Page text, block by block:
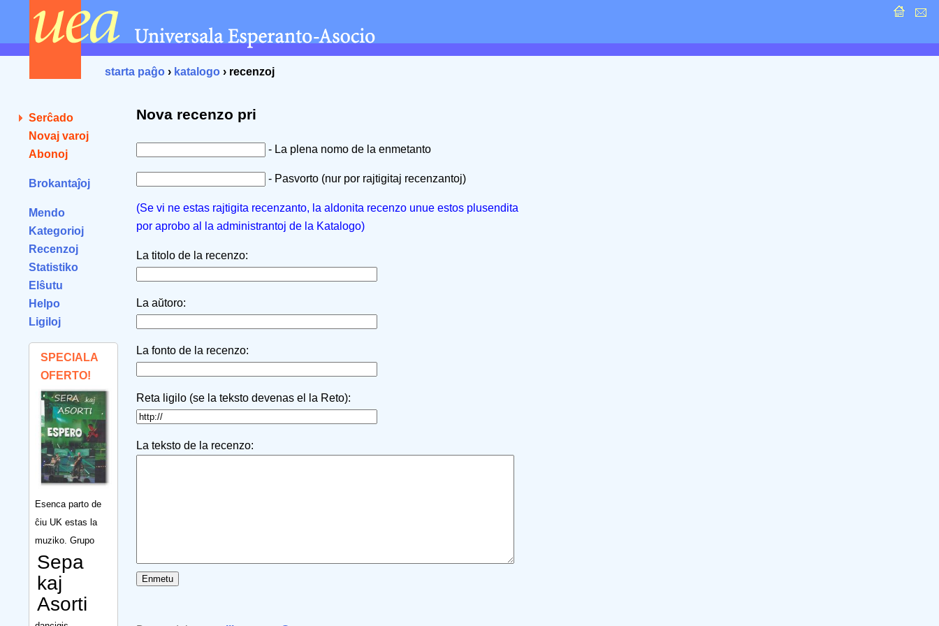
starta paĝo › katalogo › recenzoj
Serĉado
Novaj varoj
Abonoj
Brokantaĵoj
Mendo
Kategorioj
Recenzoj
Statistiko
Elŝutu
Helpo
Ligiloj
SPECIALA
OFERTO!
Esenca parto de
ĉiu UK estas la
muziko. Grupo
Sepa
kaj
Asorti
Nova recenzo pri
- La plena nomo de la enmetanto
- Pasvorto (nur por rajtigitaj recenzantoj)
(Se vi ne estas rajtigita recenzanto, la aldonita recenzo unue estos plusendita
por aprobo al la administrantoj de la Katalogo)
La titolo de la recenzo:
La aŭtoro:
La fonto de la recenzo:
Reta ligilo (se la teksto devenas el la Reto):
La teksto de la recenzo: